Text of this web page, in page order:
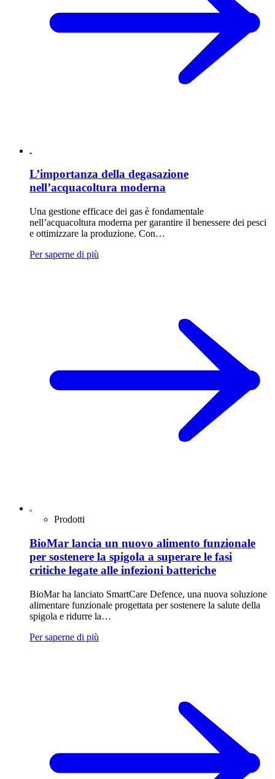
L’importanza della degasazione
nell’acquacoltura moderna
Una gestione efficace dei gas è fondamentale
nell’acquacoltura moderna per garantire il benessere dei pesci
e ottimizzare la produzione. Con…
Per saperne di più
Prodotti
BioMar lancia un nuovo alimento funzionale
per sostenere la spigola a superare le fasi
critiche legate alle infezioni batteriche
BioMar ha lanciato SmartCare Defence, una nuova soluzione
alimentare funzionale progettata per sostenere la salute della
spigola e ridurre la…
Per saperne di più